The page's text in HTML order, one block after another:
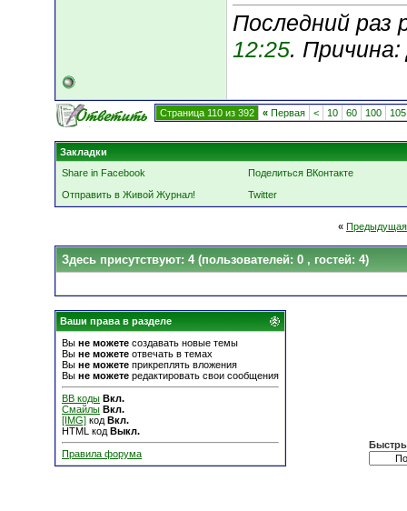
Последний раз
12:25.
Страница 110 из 392 « Первая < 10 60 100 105
Закладки
Share in Facebook
Поделиться ВКонтакте
Отправить в Живой Журнал!
Twitter
«
Здесь присутствуют: 4 (пользователей: 0 , гостей: 4)
Ваши права в разделе
Вы не можете создавать новые темы
Вы не можете отвечать в темах
Вы не можете прикреплять вложения
Вы не можете редактировать свои сообщения
BB коды Вкл.
Смайлы Вкл.
[IMG] код Вкл.
HTML код Выкл.
Правила форума